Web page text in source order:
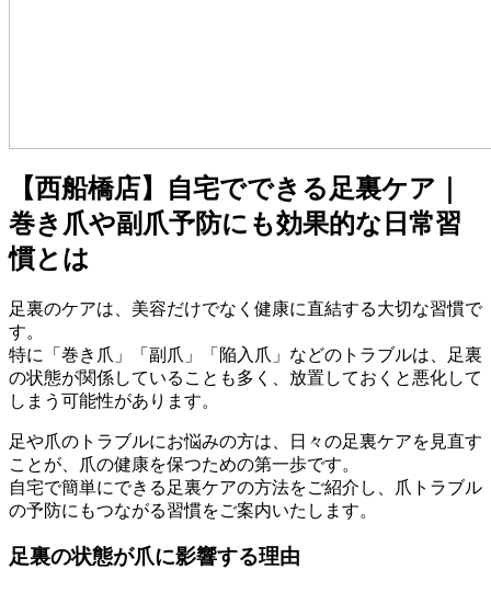
【西船橋店】自宅でできる足裏ケア｜
巻き爪や副爪予防にも効果的な日常習
慣とは
足裏のケアは、美容だけでなく健康に直結する大切な習慣で
す。
特に「巻き爪」「副爪」「陥入爪」などのトラブルは、足裏
の状態が関係していることも多く、放置しておくと悪化して
しまう可能性があります。
足や爪のトラブルにお悩みの方は、日々の足裏ケアを見直す
ことが、爪の健康を保つための第一歩です。
自宅で簡単にできる足裏ケアの方法をご紹介し、爪トラブル
の予防にもつながる習慣をご案内いたします。
足裏の状態が爪に影響する理由